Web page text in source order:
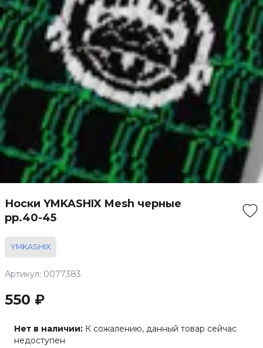
Носки YMKASHIX Mesh черные
рр.40-45
YMKASHIX
Артикул: 0077383
550 ₽
Нет в наличии: К сожалению, данный товар сейчас
недоступен